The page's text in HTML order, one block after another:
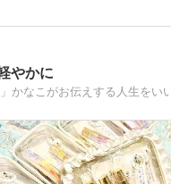
やかに
かなこがお伝えする人生をい